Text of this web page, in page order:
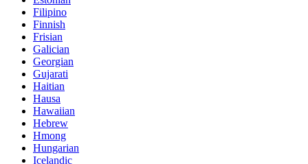
Filipino
Finnish
Frisian
Galician
Georgian
Gujarati
Haitian
Hausa
Hawaiian
Hebrew
Hmong
Hungarian
Icelandic